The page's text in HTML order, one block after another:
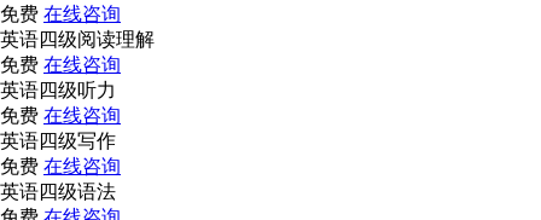
免费 在线咨询
英语四级阅读理解
免费 在线咨询
英语四级听力
免费 在线咨询
英语四级写作
免费 在线咨询
英语四级语法